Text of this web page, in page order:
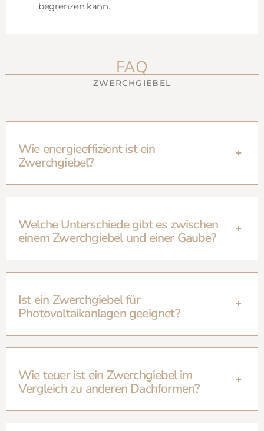
begrenzen kann.
FAQ
ZWERCHGIEBEL
Wie energieeffizient ist ein
Zwerchgiebel?
Welche Unterschiede gibt es zwischen
einem Zwerchgiebel und einer Gaube?
Ist ein Zwerchgiebel für
Photovoltaikanlagen geeignet?
Wie teuer ist ein Zwerchgiebel im
Vergleich zu anderen Dachformen?